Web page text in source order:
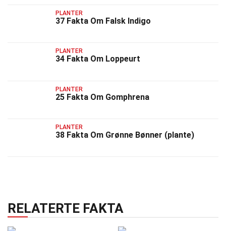
PLANTER
37 Fakta Om Falsk Indigo
PLANTER
34 Fakta Om Loppeurt
PLANTER
25 Fakta Om Gomphrena
PLANTER
38 Fakta Om Grønne Bønner (plante)
RELATERTE FAKTA